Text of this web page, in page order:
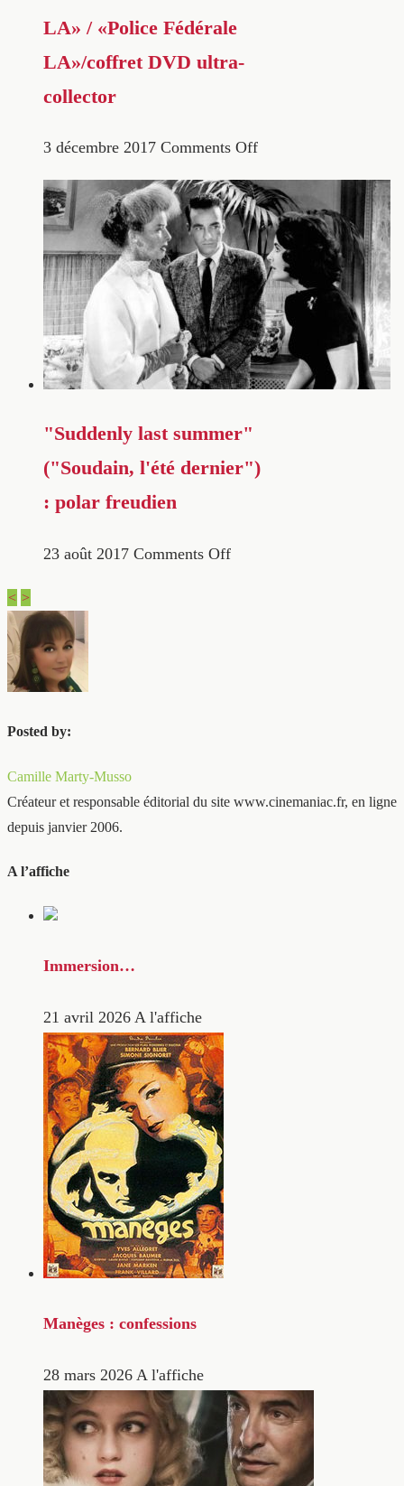
LA» / «Police Fédérale
LA»/coffret DVD ultra-
collector
3 décembre 2017 Comments Off
"Suddenly last summer"
("Soudain, l'été dernier")
: polar freudien
23 août 2017 Comments Off
< >
Posted by:
Camille Marty-Musso
Créateur et responsable éditorial du site www.cinemaniac.fr, en ligne
depuis janvier 2006.
A l’affiche
Immersion…
21 avril 2026 A l'affiche
Manèges : confessions
28 mars 2026 A l'affiche